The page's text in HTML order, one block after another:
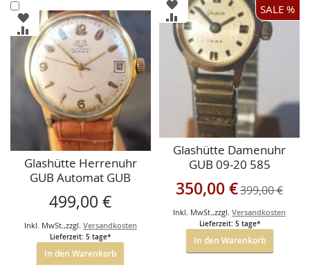
den
Warenkorb
ZUR
WUNSCHLISTE
HINZUFÜGEN
ZUR
VERGLEICHSLISTE
HINZUFÜGEN
Glashütte Herrenuhr
GUB Automat GUB
67.1,
499,00 €
Inkl. MwSt. ,zzgl. Versandkosten
Lieferzeit: 5 tage*
In den Warenkorb
SALE %
ZUR
WUNSCHLISTE
HINZUFÜGEN
ZUR
VERGLEICHSLISTE
HINZUFÜGEN
Glashütte Damenuhr
GUB 09-20 585
Goldgehäuse
Sonderangebot
350,00 €399,00 €
Inkl. MwSt.,zzgl.Versandkosten
Lieferzeit: 5 tage*
In den Warenkorb